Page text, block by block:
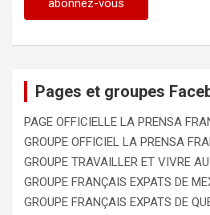
Pages et groupes
PAGE OFFICIELLE LA PRENSA
GROUPE OFFICIEL LA PRENSA
GROUPE TRAVAILLER ET VIVRE
GROUPE FRANÇAIS EXPATS DE
GROUPE FRANÇAIS EXPATS DE